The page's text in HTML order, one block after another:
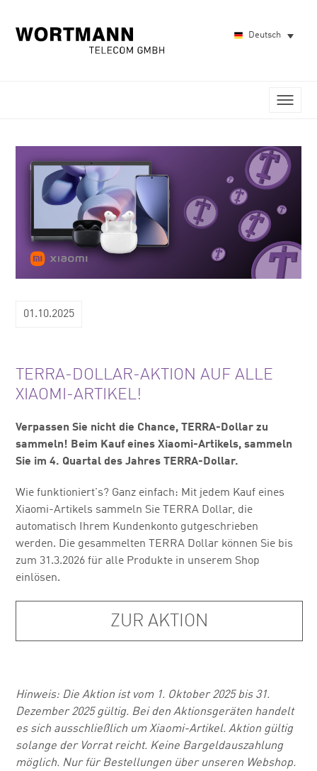
Deutsch
01.10.2025
TERRA-DOLLAR-AKTION AUF ALLE
XIAOMI-ARTIKEL!
Verpassen Sie nicht die Chance, TERRA-Dollar zu
sammeln! Beim Kauf eines Xiaomi-Artikels, sammeln
Sie im 4. Quartal des Jahres TERRA-Dollar.
Wie funktioniert's? Ganz einfach: Mit jedem Kauf eines
Xiaomi-Artikels sammeln Sie TERRA Dollar, die
automatisch Ihrem Kundenkonto gutgeschrieben
werden. Die gesammelten TERRA Dollar können Sie bis
zum 31.3.2026 für alle Produkte in unserem Shop
einlösen.
ZUR AKTION
Hinweis: Die Aktion ist vom 1. Oktober 2025 bis 31.
Dezember 2025 gültig. Bei den Aktionsgeräten handelt
es sich ausschließlich um Xiaomi-Artikel. Aktion gültig
solange der Vorrat reicht. Keine Bargeldauszahlung
möglich. Nur für Bestellungen über unseren Webshop.